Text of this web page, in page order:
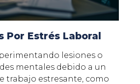
Por Estrés Laboral
lesiones o
mentales debido a un
trabajo estresante, como